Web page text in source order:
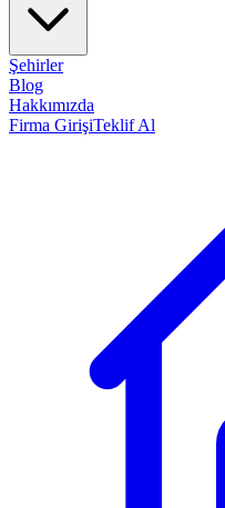
Şehirler
Blog
Hakkımızda
Firma GirişiTeklif Al